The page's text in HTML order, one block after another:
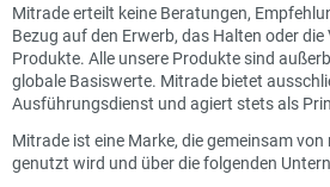
Mitrade erteilt keine Beratungen,
Bezug auf den Erwerb, das Halten oder
Produkte. Alle unsere Produkte sind
globale Basiswerte. Mitrade bietet
Ausführungsdienst und agiert stets als
Mitrade ist eine Marke, die gemeinsam
genutzt wird und über die folgenden